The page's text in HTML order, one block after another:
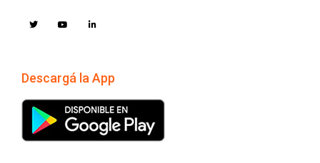
Descargá la App